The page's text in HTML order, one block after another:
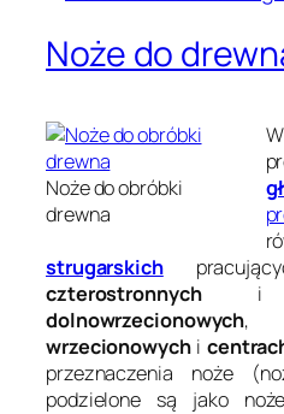
Noże do
Noże do obróbki
drewna
strugarskich
czterostronnychi
dolnowrzecionowych,
wrzecionowych i
przeznaczenia noże
podzielone są jako